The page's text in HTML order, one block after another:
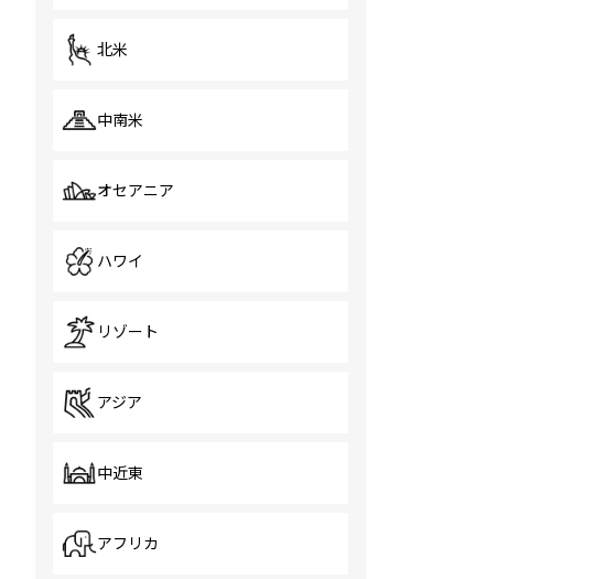
北米
中南米
オセアニア
ハワイ
リゾート
アジア
中近東
アフリカ